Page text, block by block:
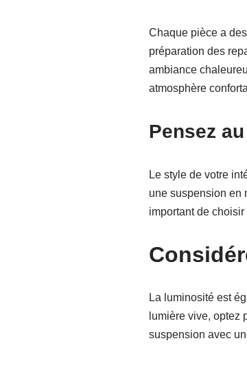
Chaque pièce a
préparation des
ambiance
atmosphère
Pensez
Le style de votre
une suspension en
important de
La luminosité est
lumière vive, optez
suspension avec